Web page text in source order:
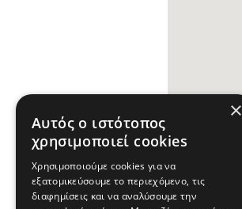
×
Αυτός ο ιστότοπος
χρησιμοποιεί cookies
Χρησιμοποιούμε cookies για να
εξατομικεύσουμε το περιεχόμενο, τις
διαφημίσεις και να αναλύσουμε την